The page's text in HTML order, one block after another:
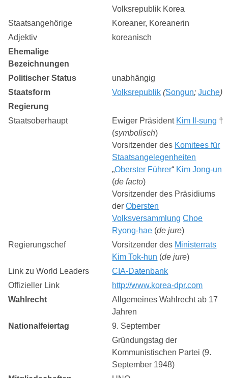
Volksrepublik Korea
Staatsangehörige
Koreaner, Koreanerin
Adjektiv
koreanisch
Ehemalige
Bezeichnungen
Politischer Status
unabhängig
Staatsform
Volksrepublik (Songun;Juche)
Regierung
Staatsoberhaupt
Ewiger Präsident Kim Il-sung †
(symbolisch)
Vorsitzender des Komitees für
Staatsangelegenheiten
„Oberster Führer“ Kim Jong-un
(de facto)
Vorsitzender des Präsidiums
derObersten
Volksversammlung Choe
Ryong-hae (de jure)
Regierungschef
Vorsitzender des Ministerrats
Kim Tok-hun (de jure)
Link zu World Leaders
CIA-Datenbank
Offizieller Link
http://www.korea-dpr.com
Wahlrecht
Allgemeines Wahlrecht ab 17
Jahren
Nationalfeiertag
9. September
Gründungstag der
Kommunistischen Partei (9.
September 1948)